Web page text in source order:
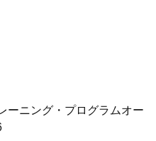
ーニング・プログラムオー